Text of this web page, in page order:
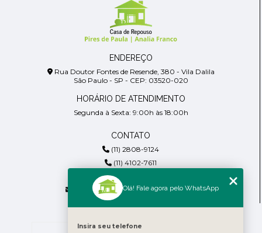
ENDEREÇO
Rua Doutor Fontes de Resende, 380 - Vila Dalila
São Paulo - SP - CEP: 03520-020
HORÁRIO DE ATENDIMENTO
Segunda à Sexta: 9:00h às 18:00h
CONTATO
(11) 2808-9124
(11) 4102-7611
(11) 99918-4901
residencialpiresdepaula@gmail.com
Home
Olá! Fale agora pelo WhatsApp
Insira seu telefone